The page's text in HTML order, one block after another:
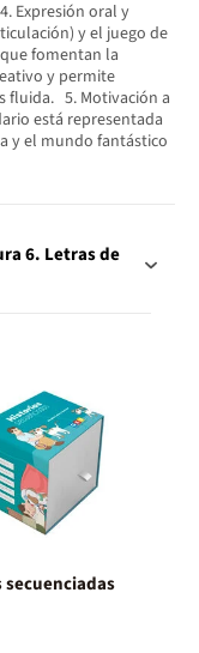
Expresión oral y
y el juego de
fomentan la
y permite
fluida. 5. Motivación a
está representada
y el mundo fantástico
6. Letras de
secuenciadas